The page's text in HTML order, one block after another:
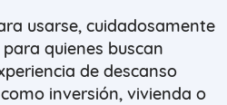
usarse, cuidadosamente
quienes buscan
de descanso
inversión, vivienda o